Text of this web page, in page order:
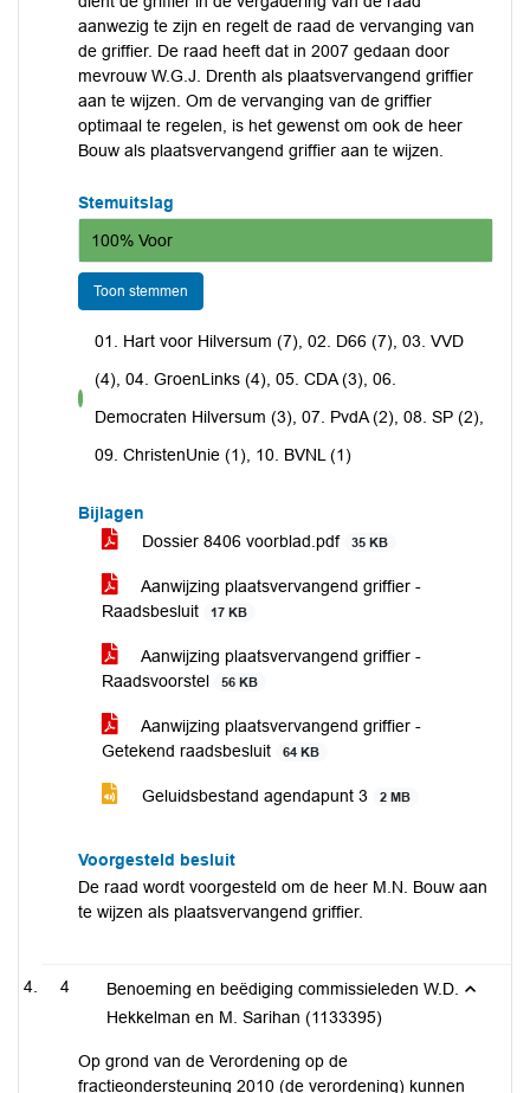
aanwezig te zijn en regelt de raad de vervanging van
de griffier. De raad heeft dat in 2007 gedaan door
mevrouw W.G.J. Drenth als plaatsvervangend griffier
aan te wijzen. Om de vervanging van de griffier
optimaal te regelen, is het gewenst om ook de heer
Bouw als plaatsvervangend griffier aan te wijzen.
Stemuitslag
100% Voor
Toon stemmen
voor
01. Hart voor Hilversum (7), 02. D66 (7), 03. VVD
(4), 04. GroenLinks (4), 05. CDA (3), 06.
Democraten Hilversum (3), 07. PvdA (2), 08. SP (2),
09. ChristenUnie (1), 10. BVNL (1)
Bijlagen
Dossier 8406 voorblad.pdf
35 KB
Aanwijzing plaatsvervangend griffier -
Raadsbesluit
17 KB
Aanwijzing plaatsvervangend griffier -
Raadsvoorstel
56 KB
Aanwijzing plaatsvervangend griffier -
Getekend raadsbesluit
64 KB
Geluidsbestand agendapunt 3 2 MB
Voorgesteld besluit
De raad wordt voorgesteld om de heer M.N. Bouw aan
te wijzen als plaatsvervangend griffier.
4
Benoeming en beëdiging commissieleden W.D.
Hekkelman en M. Sarihan (1133395)
Op grond van de Verordening op de
fractieondersteuning 2010 (de verordening) kunnen